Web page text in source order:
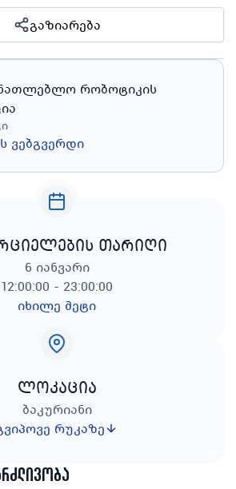
გაზიარება
რობოტიკის
ვებგვერდი
თარიღი
6 იანვარი
12:00:00 - 23:00:00
იხილე მეტი
ლოკაცია
ბაკურიანი
რუკაზე